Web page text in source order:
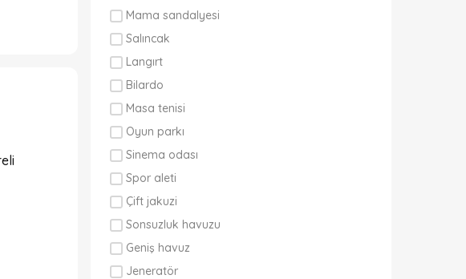
Mama sandalyesi
Salıncak
Langırt
Bilardo
Masa tenisi
Oyun parkı
Sinema odası
Spor aleti
Çift jakuzi
Sonsuzluk havuzu
Geniş havuz
Jeneratör